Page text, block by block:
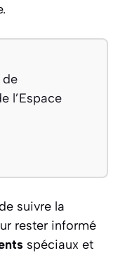
de
l’Espace
suivre la
rester informé
spéciaux et